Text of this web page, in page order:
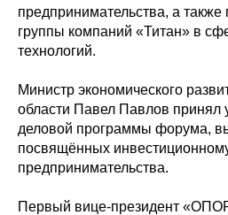
предпринимательства, а
группы компаний «Титан» в
технологий.
Министр экономического
области Павел Павлов принял
деловой программы форума,
посвящённых
предпринимательства.
Первый вице-президент